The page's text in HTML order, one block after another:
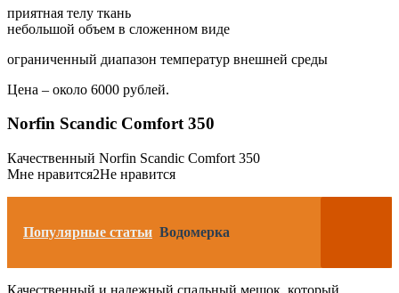
приятная телу ткань
небольшой объем в сложенном виде
ограниченный диапазон температур внешней среды
Цена – около 6000 рублей.
Norfin Scandic Comfort 350
Качественный Norfin Scandic Comfort 350
Мне нравится2Не нравится
Популярные статьи Водомерка
Качественный и надежный спальный мешок, который